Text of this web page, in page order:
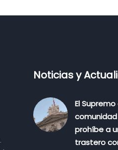
Noticias y
El
prohíbe a
trastero